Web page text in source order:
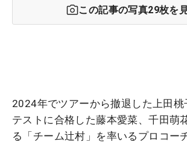
この記事の写真29枚を
2024年でツアーから撤退した上田桃
テストに合格した藤本愛菜、千田萌
る「チーム辻村」を率いるプロコー